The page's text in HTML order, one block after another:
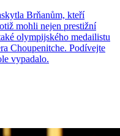
Brňanům, kteří
mohli nejen prestižní
olympijského medailistu
Choupenitche. Podívejte
vypadalo.